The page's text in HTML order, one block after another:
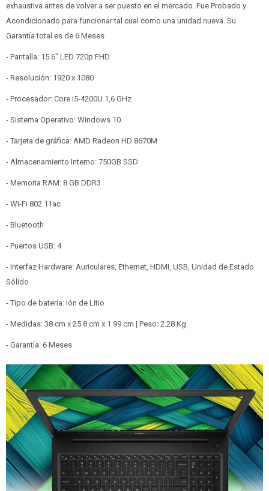
exhaustiva antes de volver a ser puesto en el mercado. Fue Probado y
Acondicionado para funcionar tal cual como una unidad nueva. Su
Garantía total es de 6 Meses
- Pantalla: 15.6" LED 720p FHD
- Resolución: 1920 x 1080
- Procesador: Core i5-4200U 1,6 GHz
- Sistema Operativo: Windows 10
- Tarjeta de gráfica: AMD Radeon HD 8670M
- Almacenamiento Interno: 750GB SSD
- Memoria RAM: 8 GB DDR3
- Wi-Fi 802.11ac
- Bluetooth
- Puertos USB: 4
- Interfaz Hardware: Auriculares, Ethernet, HDMI, USB, Unidad de Estado
Sólido
- Tipo de batería: Ión de Litio
- Medidas: 38 cm x 25.8 cm x 1.99 cm | Peso: 2.28 Kg
- Garantía: 6 Meses